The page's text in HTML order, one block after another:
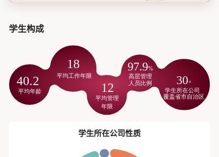
学生构成
学生所在公司性质